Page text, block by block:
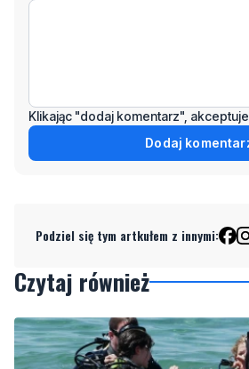
Klikając "dodaj komentarz",
Dodaj
Podziel się tym artkułem z innymi:
Czytaj również